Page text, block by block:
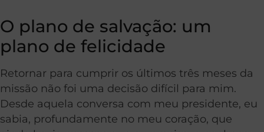
O plano de salvação: um
plano de felicidade
Retornar para cumprir os últimos três meses da
missão não foi uma decisão difícil para mim.
Desde aquela conversa com meu presidente, eu
sabia, profundamente no meu coração, que